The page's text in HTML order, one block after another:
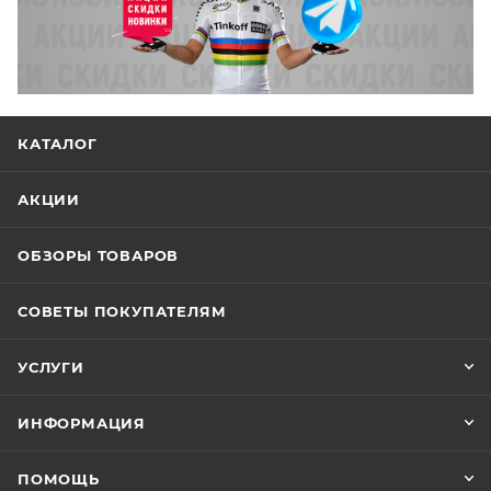
КАТАЛОГ
АКЦИИ
ОБЗОРЫ ТОВАРОВ
СОВЕТЫ ПОКУПАТЕЛЯМ
УСЛУГИ
ИНФОРМАЦИЯ
ПОМОЩЬ